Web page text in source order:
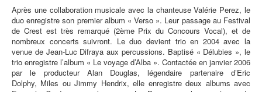
Après une collaboration musicale avec la chanteuse Valérie Perez, le
duo enregistre son premier album « Verso ». Leur passage au Festival
de Crest est très remarqué (2ème Prix du Concours Vocal), et de
nombreux concerts suivront. Le duo devient trio en 2004 avec la
venue de Jean-Luc Difraya aux percussions. Baptisé « Délubies », le
trio enregistre l’album « Le voyage d’Alba ». Contactée en janvier 2006
par le producteur Alan Douglas, légendaire partenaire d’Eric
Dolphy, Miles ou Jimmy Hendrix, elle enregistre deux albums avec